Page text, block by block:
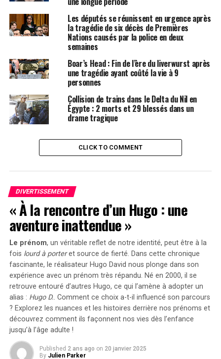
dédiée au service public, comme l’a souligné le
gouverneur de Géorgie, Brian Kemp. Ce dernier a appelé
la communauté à prier pour les familles touchées par
cette perte et pour les amis du milieu de la musique
gospel qui pleurent également des proches.
Le groupe se rendait à une croisière organisée par
Gaither Music Group, qui rassemble de nombreux
artistes de gospel. Selon les informations fournies,
Melodi Hodges était assistante pour le groupe, tandis
que Larry Haynie pilotait l’avion, un Pilatus PC-12/47E,
L’accident s’est produit vers 13 heures dans le comté de
l’incendie causé par l’accident avait été maîtrisé et
qu’ils resteraient sur les lieux pour surveiller la
situation.
transports, Keith Holloway, a indiqué que les premières
informations suggèrent que l’accident a été causé par
un problème de pilote automatique. Une équipe
d’enquêteurs a été dépêchée sur les lieux pour examiner
l’épave.
Une fois l’accès sécurisé, les enquêteurs commenceront
à documenter la scène et à analyser l’appareil. Un
rapport préliminaire sur l’accident devrait être publié
dans environ 30 jours, tandis qu’un rapport final,
Les députés se réunissent en urgence après
la tragédie de six décès de Premières
Nations causés par la police en deux
semaines
Boar’s Head : Fin de l’ère du liverwurst après
une tragédie ayant coûté la vie à 9
personnes
Collision de trains dans le Delta du Nil en
Égypte : 2 morts et 29 blessés dans un
drame tragique
CLICK TO COMMENT
DIVERTISSEMENT
« À la rencontre d’un Hugo : une
aventure inattendue »
Le prénom, un véritable reflet de notre identité, peut être à la
fois lourd à porteret source de fierté. Dans cette chronique
fascinante, le réalisateur Hugo David nous plonge dans son
expérience avec un prénom très répandu. Né en 2000, il se
retrouve entouré d’autres Hugo, ce qui l’amène à adopter un
alias : Hugo D.. Comment ce choix a-t-il influencé son parcours
? Explorez les nuances et les histoires derrière nos prénoms et
découvrez comment ils façonnent nos vies dès l’enfance
jusqu’à l’âge adulte !
Published 2 ans ago on 20 janvier 2025
By Julien Parker